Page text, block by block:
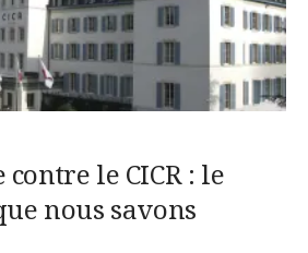
le CICR : le
nous savons